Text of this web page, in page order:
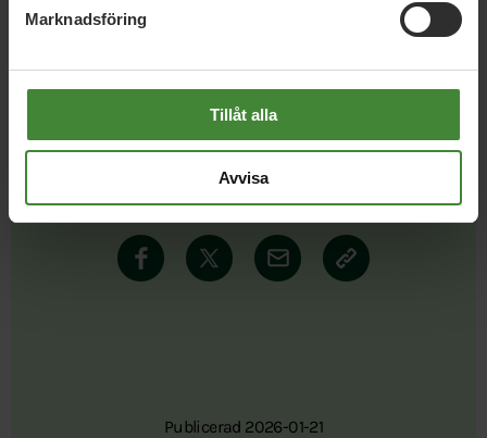
Marknadsföring
Tillåt alla
Avvisa
Dela denna sida och hjälp oss
sprida vårt budskap
Publicerad 2026-01-21